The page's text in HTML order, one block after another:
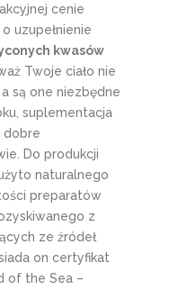
cenie
uzupełnienie
kwasów
Twoje ciało nie
są one niezbędne
suplementacja
dobre
Do produkcji
naturalnego
preparatów
z
ze źródeł
on certyfikat
of the Sea –